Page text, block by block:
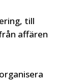
till
affären